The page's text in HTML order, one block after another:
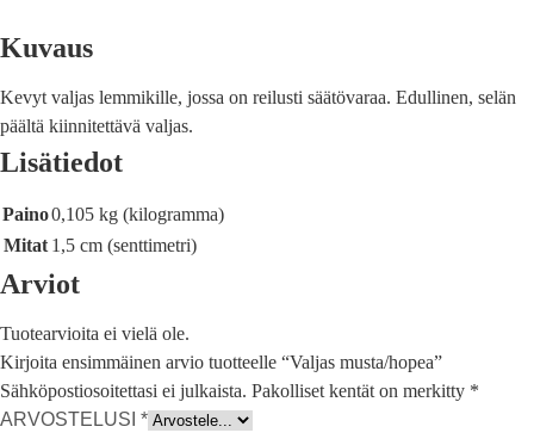
Kuvaus
Kevyt valjas lemmikille, jossa on reilusti säätövaraa. Edullinen, selän
päältä kiinnitettävä valjas.
Lisätiedot
Paino0,105 kg (kilogramma)
Mitat 1,5 cm (senttimetri)
Arviot
Tuotearvioita ei vielä ole.
Kirjoita ensimmäinen arvio tuotteelle “Valjas musta/hopea”
Sähköpostiosoitettasi ei julkaista. Pakolliset kentät on merkitty *
ARVOSTELUSI *